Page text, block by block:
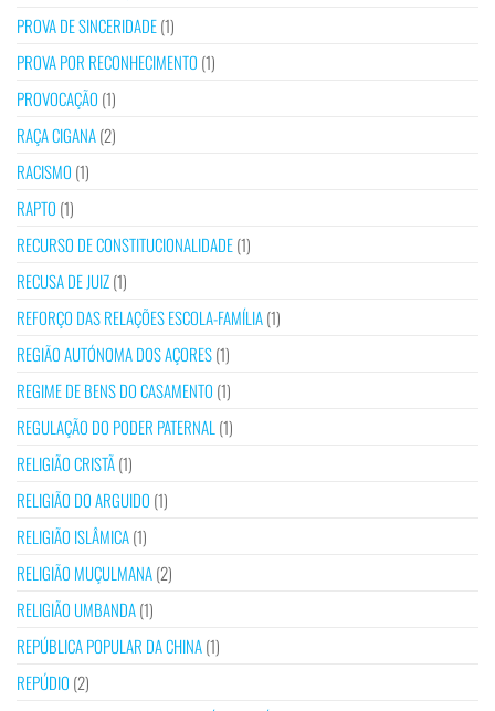
PROVA DE SINCERIDADE(1)
PROVA POR RECONHECIMENTO (1)
PROVOCAÇÃO (1)
RAÇA CIGANA(2)
RACISMO (1)
RAPTO (1)
RECURSO DE CONSTITUCIONALIDADE(1)
RECUSA DE JUIZ(1)
REFORÇO DAS RELAÇÕES ESCOLA-FAMÍLIA(1)
REGIÃO AUTÓNOMA DOS AÇORES(1)
REGIME DE BENS DO CASAMENTO (1)
REGULAÇÃO DO PODER PATERNAL (1)
RELIGIÃO CRISTÃ(1)
RELIGIÃO DO ARGUIDO (1)
RELIGIÃO ISLÂMICA(1)
RELIGIÃO MUÇULMANA(2)
RELIGIÃO UMBANDA(1)
REPÚBLICA POPULAR DA CHINA(1)
REPÚDIO (2)